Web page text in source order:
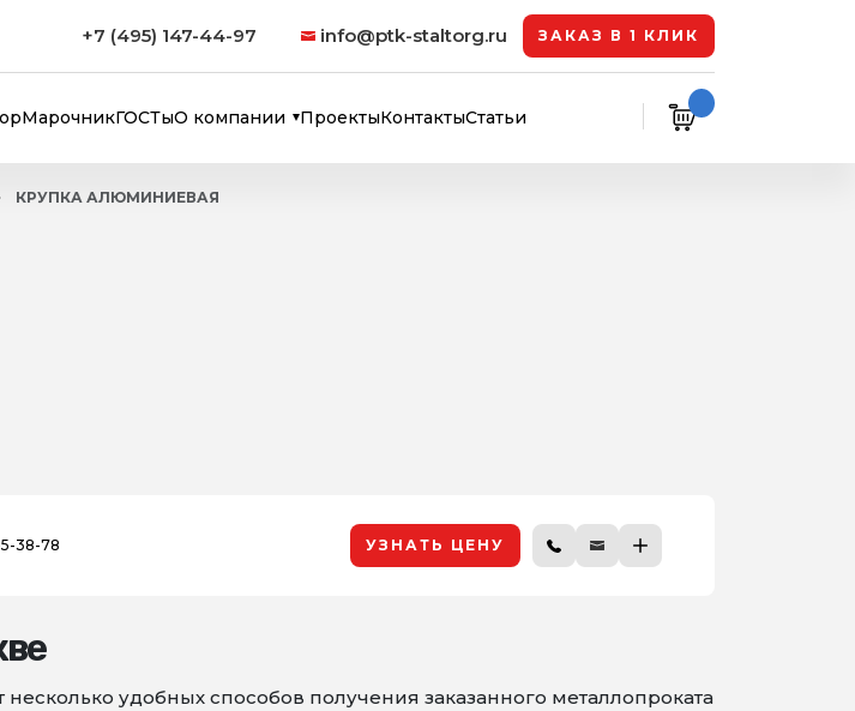
+7 (495) 147-44-97 info@ptk-staltorg.ru ЗАКАЗ В 1 КЛИК
МарочникГОСТыО компании ПроектыКонтактыСтатьи
КРУПКА АЛЮМИНИЕВАЯ
38-78 УЗНАТЬ ЦЕНУ
несколько удобных способов получения заказанного металлопроката